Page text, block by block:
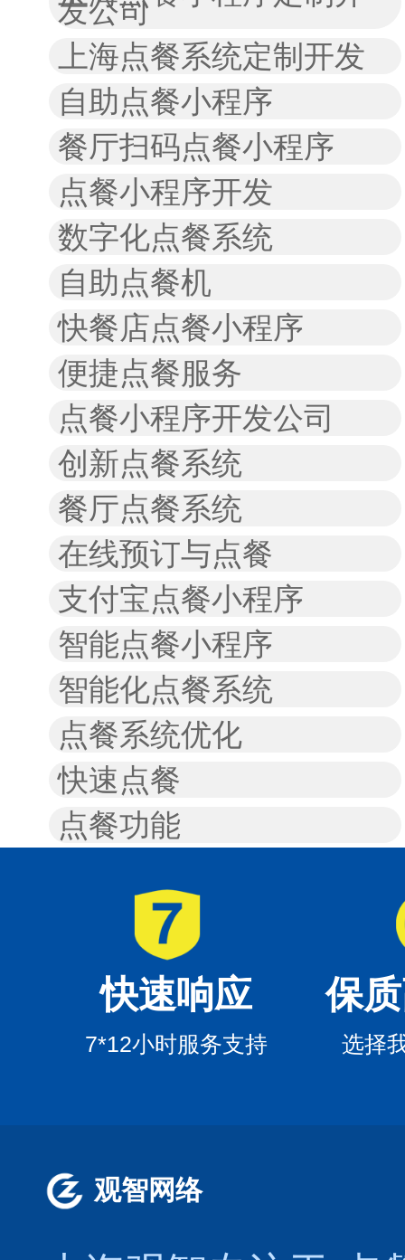
发公司
上海点餐系统定制开发
自助点餐小程序
餐厅扫码点餐小程序
点餐小程序开发
数字化点餐系统
自助点餐机
快餐店点餐小程序
便捷点餐服务
点餐小程序开发公司
创新点餐系统
餐厅点餐系统
在线预订与点餐
支付宝点餐小程序
智能点餐小程序
智能化点餐系统
点餐系统优化
快速点餐
点餐功能
快速响应
7*12小时服务支持
保
选择
观智网络